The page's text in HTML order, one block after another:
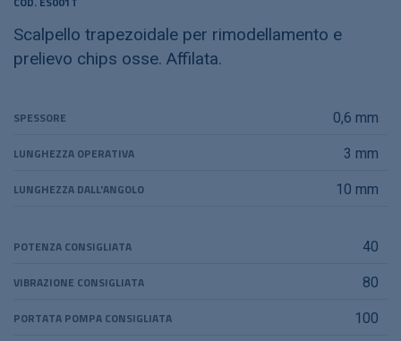
Scalpello trapezoidale per rimodellamento e
prelievo chips osse. Affilata.
SPESSORE 0,6 mm
LUNGHEZZA OPERATIVA 3 mm
LUNGHEZZA DALL'ANGOLO 10 mm
POTENZA CONSIGLIATA 40
VIBRAZIONE CONSIGLIATA 80
PORTATA POMPA CONSIGLIATA 100